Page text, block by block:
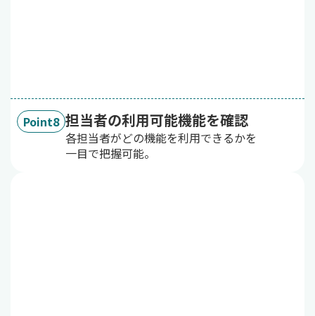
Point8 担当者の利用可能機能を確認
各担当者がどの機能を利用できるかを
一目で把握可能。